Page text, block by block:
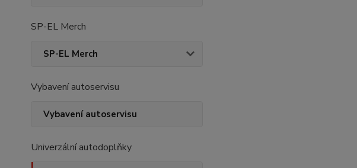
SP-EL Merch
SP-EL Merch
Vybavení autoservisu
Vybavení autoservisu
Univerzální autodoplňky